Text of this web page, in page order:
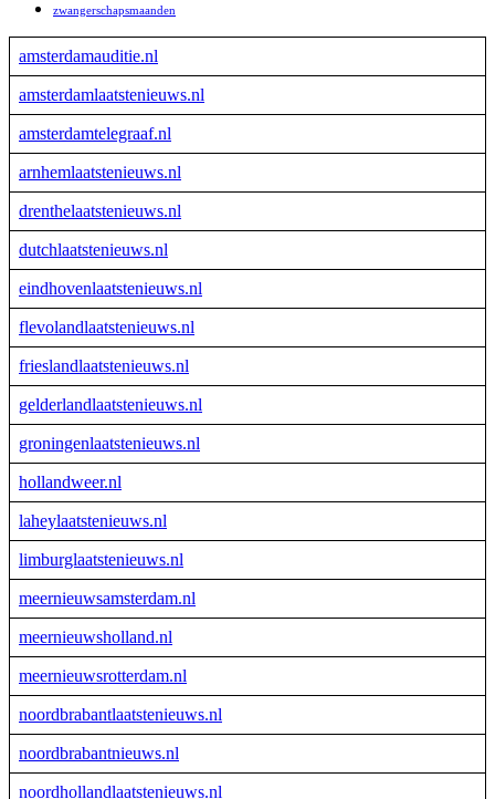
zwangerschapsmaanden
amsterdamauditie.nl
amsterdamlaatstenieuws.nl
amsterdamtelegraaf.nl
arnhemlaatstenieuws.nl
drenthelaatstenieuws.nl
dutchlaatstenieuws.nl
eindhovenlaatstenieuws.nl
flevolandlaatstenieuws.nl
frieslandlaatstenieuws.nl
gelderlandlaatstenieuws.nl
groningenlaatstenieuws.nl
hollandweer.nl
laheylaatstenieuws.nl
limburglaatstenieuws.nl
meernieuwsamsterdam.nl
meernieuwsholland.nl
meernieuwsrotterdam.nl
noordbrabantlaatstenieuws.nl
noordbrabantnieuws.nl
noordhollandlaatstenieuws.nl